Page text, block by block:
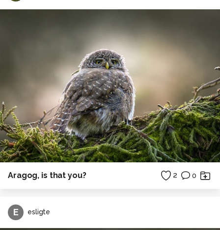
Aragog, is that you? 2 0
E esligte